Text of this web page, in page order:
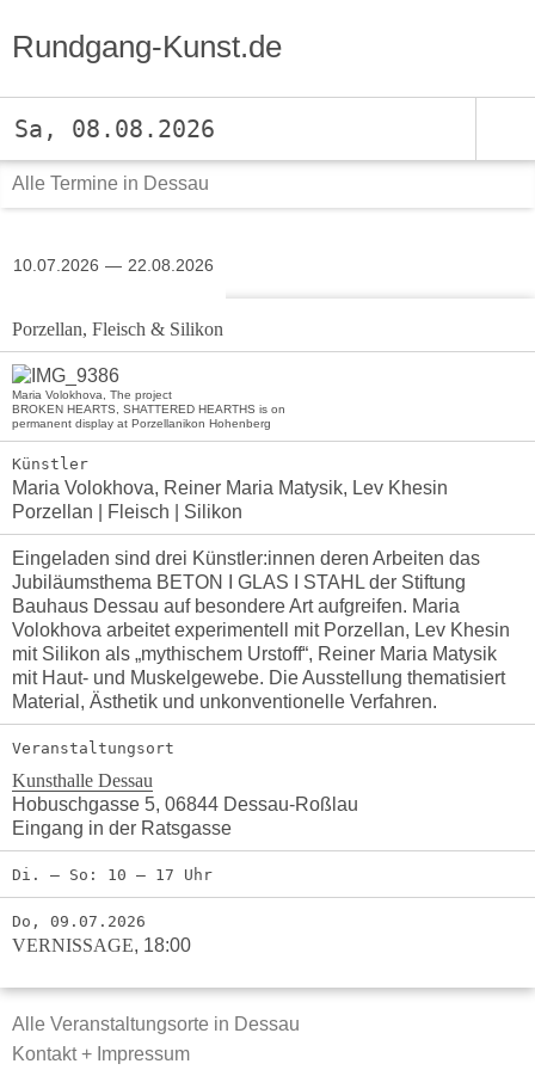
Rundgang-Kunst.de
Sa, 08.08.2026
Alle Termine in Dessau
10.07.2026 22.08.2026
Porzellan, Fleisch & Silikon
Maria Volokhova, The project
BROKEN HEARTS, SHATTERED HEARTHS is on
permanent display at Porzellanikon Hohenberg
Künstler
Maria Volokhova, Reiner Maria Matysik, Lev Khesin
Porzellan | Fleisch | Silikon
Eingeladen sind drei Künstler:innen deren Arbeiten das
Jubiläumsthema BETON I GLAS I STAHL der Stiftung
Bauhaus Dessau auf besondere Art aufgreifen. Maria
Volokhova arbeitet experimentell mit Porzellan, Lev Khesin
mit Silikon als „mythischem Urstoff“, Reiner Maria Matysik
mit Haut- und Muskelgewebe. Die Ausstellung thematisiert
Material, Ästhetik und unkonventionelle Verfahren.
Veranstaltungsort
Kunsthalle Dessau
Hobuschgasse 5, 06844 Dessau-Roßlau
Eingang in der Ratsgasse
Di. – So: 10 – 17 Uhr
Do, 09.07.2026
VERNISSAGE, 18:00
Alle Veranstaltungsorte in Dessau
Kontakt + Impressum